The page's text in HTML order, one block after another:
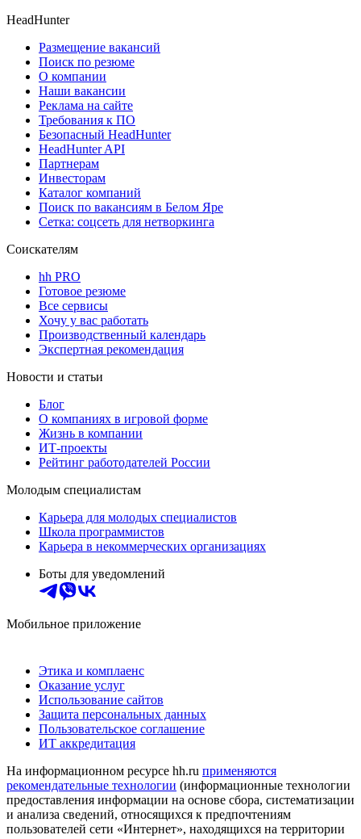
HeadHunter
Размещение вакансий
Поиск по резюме
О компании
Наши вакансии
Реклама на сайте
Требования к ПО
Безопасный HeadHunter
HeadHunter API
Партнерам
Инвесторам
Каталог компаний
Поиск по вакансиям в Белом Яре
Сетка: соцсеть для нетворкинга
Соискателям
hh PRO
Готовое резюме
Все сервисы
Хочу у вас работать
Производственный календарь
Экспертная рекомендация
Новости и статьи
Блог
О компаниях в игровой форме
Жизнь в компании
ИТ-проекты
Рейтинг работодателей России
Молодым специалистам
Карьера для молодых специалистов
Школа программистов
Карьера в некоммерческих организациях
Боты для уведомлений
Мобильное приложение
Этика и комплаенс
Оказание услуг
Использование сайтов
Защита персональных данных
Пользовательское соглашение
ИТ аккредитация
На информационном ресурсе hh.ru применяются
рекомендательные технологии (информационные технологии
предоставления информации на основе сбора, систематизации
и анализа сведений, относящихся к предпочтениям
пользователей сети «Интернет», находящихся на территории